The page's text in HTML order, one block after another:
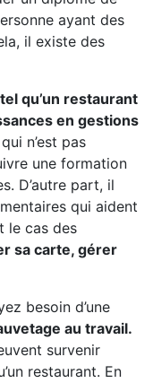
ayant des
il existe des
qu’un restaurant
en gestions
n’est pas
une formation
D’autre part, il
qui aident
le cas des
sa carte, gérer
besoin d’une
au travail.
survenir
restaurant. En